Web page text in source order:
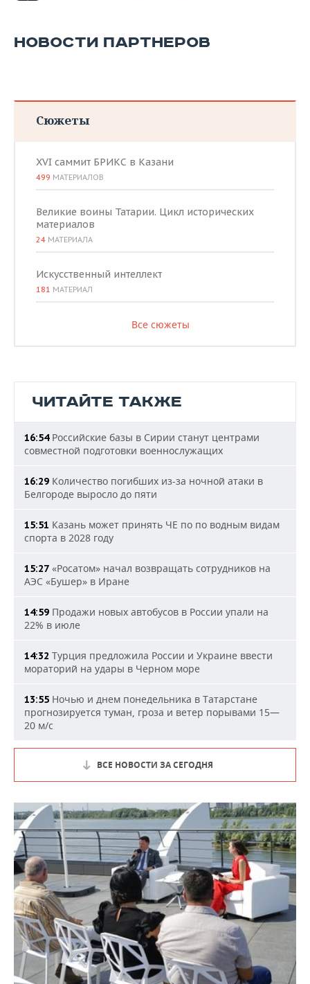
НОВОСТИ ПАРТНЕРОВ
Сюжеты
XVI саммит БРИКС в Казани
499 МАТЕРИАЛОВ
Великие воины Татарии. Цикл исторических
материалов
24 МАТЕРИАЛА
Искусственный интеллект
181 МАТЕРИАЛ
Все сюжеты
ЧИТАЙТЕ ТАКЖЕ
16:54Российские базы в Сирии станут центрами
совместной подготовки военнослужащих
16:29 Количество погибших из-за ночной атаки в
Белгороде выросло до пяти
15:51 Казань может принять ЧЕ по по водным видам
спорта в 2028 году
15:27 «Росатом» начал возвращать сотрудников на
АЭС «Бушер» в Иране
14:59 Продажи новых автобусов в России упали на
22% в июле
14:32 Турция предложила России и Украине ввести
мораторий на удары в Черном море
13:55 Ночью и днем понедельника в Татарстане
прогнозируется туман, гроза и ветер порывами 15—
20 м/с
ВСЕ НОВОСТИ ЗА СЕГОДНЯ